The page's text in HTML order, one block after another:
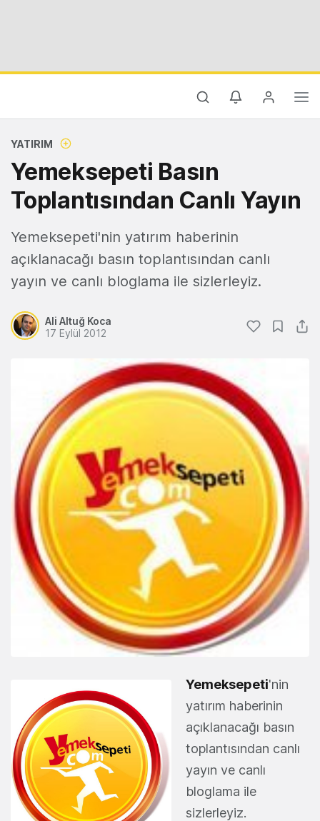
YATIRIM
Yemeksepeti Basın
Toplantısından Canlı Yayın
Yemeksepeti'nin yatırım haberinin
açıklanacağı basın toplantısından canlı
yayın ve canlı bloglama ile sizlerleyiz.
Ali Altuğ Koca
17 Eylül 2012
Yemeksepeti'nin
yatırım haberinin
açıklanacağı basın
toplantısından canlı
yayın ve canlı
bloglama ile
sizlerleyiz.